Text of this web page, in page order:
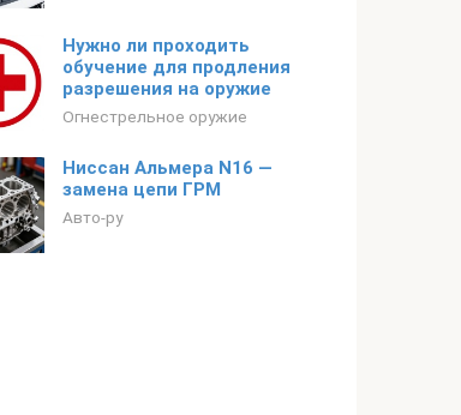
Нужно ли проходить
обучение для продления
разрешения на оружие
Огнестрельное оружие
Ниссан Альмера N16 —
замена цепи ГРМ
Авто-ру